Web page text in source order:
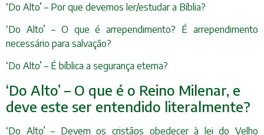
‘Do Alto’ – Por que devemos ler/estudar a Bíblia?
‘Do Alto’ – O que é arrependimento? É arrependimento
necessário para salvação?
‘Do Alto’ – É bíblica a segurança eterna?
‘Do Alto’ – O que é o Reino Milenar, e
deve este ser entendido literalmente?
‘Do Alto’ – Devem os cristãos obedecer à lei do Velho